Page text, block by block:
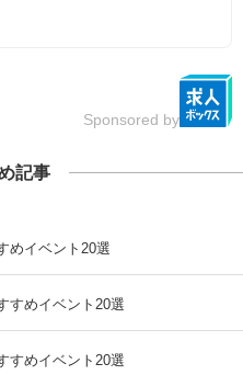
Sponsored by
記事
めイベント20選
すめイベント20選
すめイベント20選